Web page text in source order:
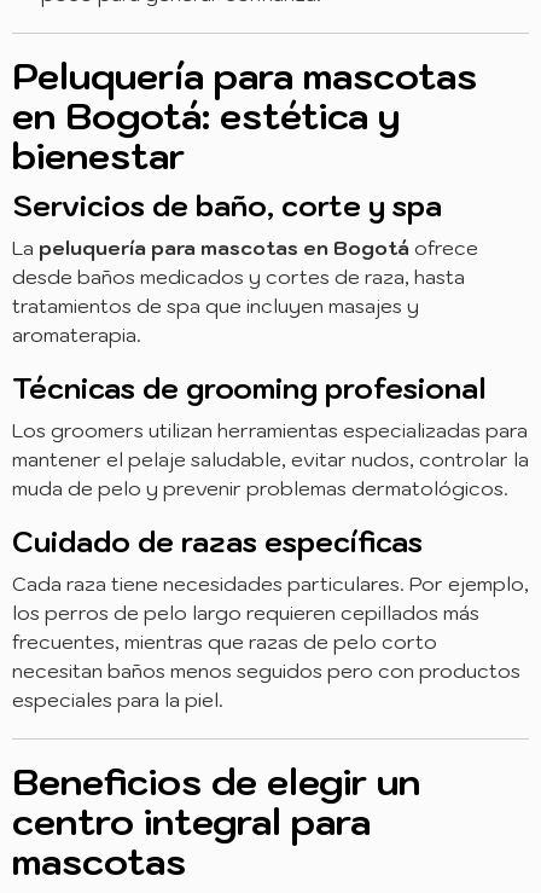
Peluquería para mascotas
en Bogotá: estética y
bienestar
Servicios de baño, corte y spa
La peluquería para mascotas en Bogotá ofrece
desde baños medicados y cortes de raza, hasta
tratamientos de spa que incluyen masajes y
aromaterapia.
Técnicas de grooming profesional
Los groomers utilizan herramientas especializadas para
mantener el pelaje saludable, evitar nudos, controlar la
muda de pelo y prevenir problemas dermatológicos.
Cuidado de razas específicas
Cada raza tiene necesidades particulares. Por ejemplo,
los perros de pelo largo requieren cepillados más
frecuentes, mientras que razas de pelo corto
necesitan baños menos seguidos pero con productos
especiales para la piel.
Beneficios de elegir un
centro integral para
mascotas